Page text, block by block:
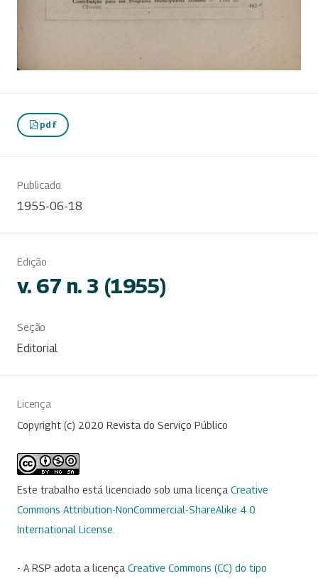
pdf
Publicado
1955-06-18
Edição
v. 67 n. 3 (1955)
Seção
Editorial
Licença
Copyright (c) 2020 Revista do Serviço Público
Este trabalho está licenciado sob uma licença Creative
Commons Attribution-NonCommercial-ShareAlike 4.0
International License
- A RSP adota a licença Creative Commons (CC) do tipo